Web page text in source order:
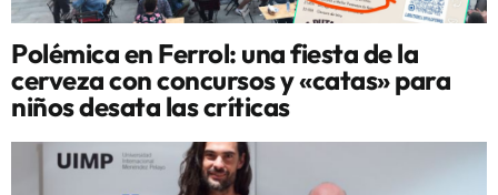
Polémica en Ferrol: una fiesta de la
cerveza con concursos y «catas» para
niños desata las críticas